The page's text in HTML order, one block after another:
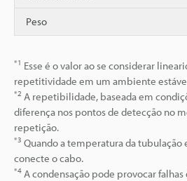
Peso
*1 Esse é o valor ao se considerar
repetitividade em um ambiente
*2 A repetibilidade, baseada em
diferença nos pontos de detecção no
repetição.
*3 Quando a temperatura da tubulação
conecte o cabo.
*4 A condensação pode provocar